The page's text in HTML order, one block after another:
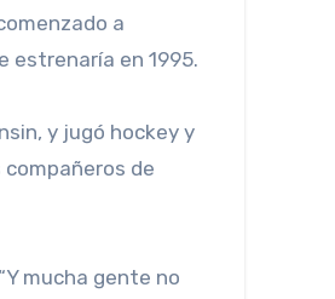
a
estrenaría en 1995.
y jugó hockey y
de
mucha gente no